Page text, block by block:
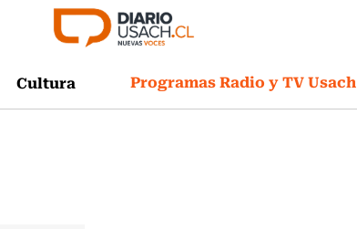
Cultura Programas Radio y TV Usach